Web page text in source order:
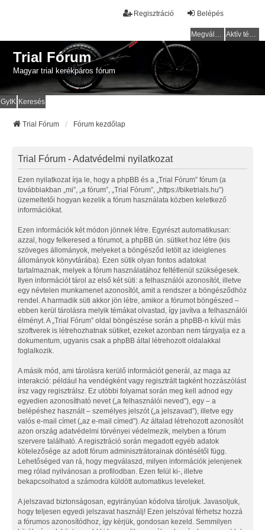
Belépés
Regisztráció
Megválaszolatlan témák Aktív témák
Trial Fórum
Magyar trial kerékpáros fórum
GyIK Keresés
Trial Fórum Fórum kezdőlap
Trial Fórum - Adatvédelmi nyilatkozat
Ezen nyilatkozat írja le, hogy a phpBB és a „Trial Fórum” fórum (a
továbbiakban „mi”, „a fórum”, „Trial Fórum”, „https://biketrials.hu”)
üzemeltetői hogyan kezelik a fórum használata közben keletkező
információkat.
Ezen információk két módon jönnek létre. Egyrészt automatikusan:
azzal, hogy felkeresed a fórumot, a phpBB ún. sütiket hoz létre (kis
szöveges állományok, melyeket a böngésződ letölt az ideiglenes
állományok könyvtárába). Ezen sütik olyan fontos adatokat
tartalmaznak, melyek a fórum használatához feltétlenül szükségesek.
Ilyen információt tárol az első két süti: a felhasználói azonosítót, illetve
egy névtelen munkamenet azonosítót, amit a rendszer a böngésződhöz
rendel. A harmadik süti akkor jön létre, amikor a fórumot böngészed –
ebben kerül tárolásra melyik témákat olvastad, így javítva a felhasználói
élményt. A „Trial Fórum” oldal böngészése során a phpBB-n kívül más
szoftverek is létrehozhatnak sütiket, ezeket azonban nem tárgyalja ez a
dokumentum, ugyanis csak a phpBB által létrehozott oldalakkal
foglalkozik.
A másik mód, ami tárolásra kerülő információt generál, az maga az
interakció: például ha vendégként vagy regisztrált tagként hozzászólást
írsz vagy regisztrálsz. Ez utóbbi folyamat során meg kell adnod egy
egyedien azonosítható nevet („a felhasználói neved”), egy – a
belépéshez használt – személyes jelszót („a jelszavad”), illetve egy
valós e-mail címet („az e-mail címed”). Az általad létrehozott azonosítót
azon ország adatvédelmi törvényei védelmezik, melyben a fórum
szervere található. A regisztráció során megadott egyéb adatok
kötelezősége az adott fórum adminisztrátorainak döntésétől függ.
Lehetőséged van rá, hogy megválaszd, milyen információk jelenjenek
meg rólad nyilvánosan a profilodban. Ezen felül ki-, illetve
bekapcsolhatod a számodra küldött automatikus leveleket.
A jelszavad biztonságosan, egyirányúan kódolva tároljuk. Javasoljuk,
hogy teljesen egyedi jelszavat használj! Ezen jelszóval férhetsz hozzá
a fórumos azonosítódhoz, így kérjük, gondosan kezeld. Semmilyen